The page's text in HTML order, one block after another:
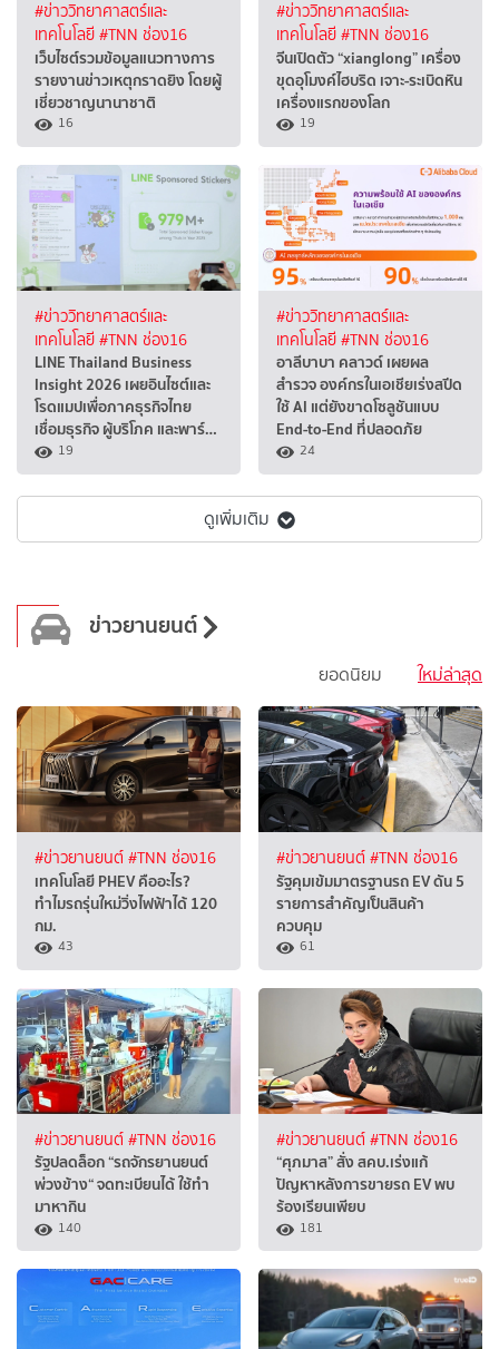
#ข่าววิทยาศาสตร์และ
เทคโนโลยี#TNN ช่อง16
เว็บไซต์รวมข้อมูลแนวทางการ
รายงานข่าวเหตุกราดยิง โดยผู้
เชี่ยวชาญนานาชาติ
16
#ข่าววิทยาศาสตร์และ
เทคโนโลยี#TNN ช่อง16
จีนเปิดตัว “xianglong” เครื่อง
ขุดอุโมงค์ไฮบริด เจาะ-ระเบิดหิน
เครื่องแรกของโลก
19
#ข่าววิทยาศาสตร์และ
เทคโนโลยี#TNN ช่อง16
LINE Thailand Business
Insight 2026 เผยอินไซต์และ
โรดแมปเพื่อภาคธุรกิจไทย
เชื่อมธุรกิจ ผู้บริโภค และพาร์…
19
#ข่าววิทยาศาสตร์และ
เทคโนโลยี#TNN ช่อง16
อาลีบาบา คลาวด์ เผยผล
สำรวจ องค์กรในเอเชียเร่งสปีด
ใช้ AI แต่ยังขาดโซลูชันแบบ
End-to-End ที่ปลอดภัย
24
ดูเพิ่มเติม
ข่าวยานยนต์
ใหม่ล่าสุด
ยอดนิยม
#ข่าวยานยนต์#TNN ช่อง16
เทคโนโลยี PHEV คืออะไร?
ทำไมรถรุ่นใหม่วิ่งไฟฟ้าได้ 120
กม.
43
#ข่าวยานยนต์#TNN ช่อง16
รัฐคุมเข้มมาตรฐานรถ EV ดัน 5
รายการสำคัญเป็นสินค้า
ควบคุม
61
#ข่าวยานยนต์#TNN ช่อง16
รัฐปลดล็อก “รถจักรยานยนต์
พ่วงข้าง“ จดทะเบียนได้ ใช้ทำ
มาหากิน
140
#ข่าวยานยนต์#TNN ช่อง16
“ศุภมาส” สั่ง สคบ.เร่งแก้
ปัญหาหลังการขายรถ EV พบ
ร้องเรียนเพียบ
181